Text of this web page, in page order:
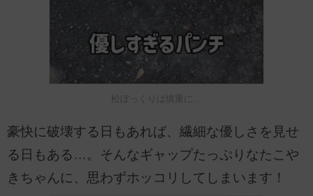
松ぼっくりは慎重に…
豪快に破壊する日もあれば、繊細な優しさを見せ
る日もある…。そんなギャップたっぷりなたこや
きちゃんに、思わずホッコリしてしまいます！